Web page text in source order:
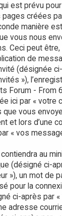
est prévu
créées
manière
vous nous
Ceci peut être,
de
(désignée
»),
Forum - From
ici par « votre
que vous
et lors d’une
« vos
au
(désigné ci-
»), un mot de
pour la
ci-après par
adresse